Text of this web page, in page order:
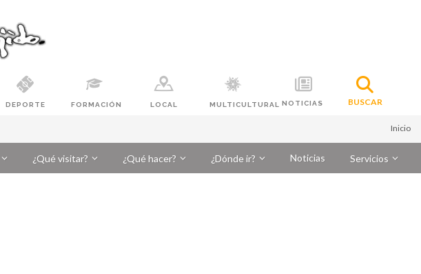
DEPORTE FORMACIÓN LOCAL MULTICULTURAL NOTICIAS BUSCAR
Inicio
¿Qué visitar? ¿Qué hacer? ¿Dónde ir? Noticias Servicios